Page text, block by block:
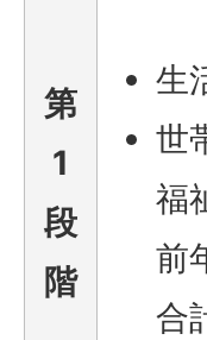
第
1
段
階
生
世
福
前
合